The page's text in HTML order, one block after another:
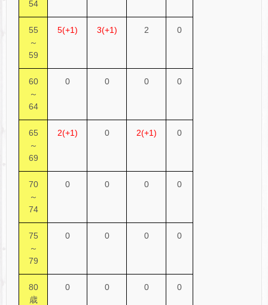
54
55
～
59
5(+1) 3(+1) 2 0
60
～
64
0 0 0 0
65
～
69
2(+1) 0 2(+1) 0
70
～
74
0 0 0 0
75
～
79
0 0 0 0
80
歳
0 0 0 0